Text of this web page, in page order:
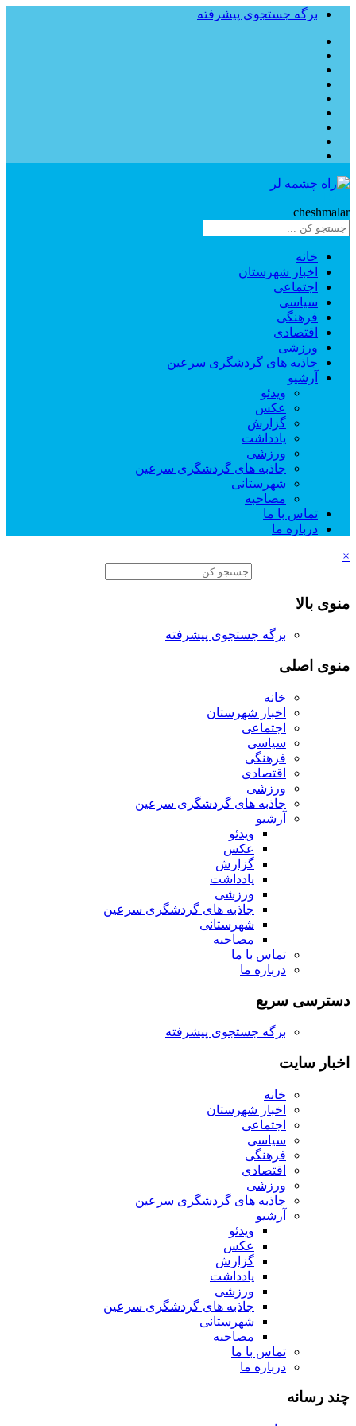
برگه جستجوی پیشرفته
cheshmalar
خانه
اخبار شهرستان
اجتماعی
سیاسی
فرهنگی
اقتصادی
ورزشی
جاذبه های گردشگری سرعین
آرشیو
ویدئو
عکس
گزارش
یادداشت
ورزشی
جاذبه های گردشگری سرعین
شهرستانی
مصاحبه
تماس با ما
درباره ما
×
منوی بالا
برگه جستجوی پیشرفته
منوی اصلی
خانه
اخبار شهرستان
اجتماعی
سیاسی
فرهنگی
اقتصادی
ورزشی
جاذبه های گردشگری سرعین
آرشیو
ویدئو
عکس
گزارش
یادداشت
ورزشی
جاذبه های گردشگری سرعین
شهرستانی
مصاحبه
تماس با ما
درباره ما
دسترسی سریع
برگه جستجوی پیشرفته
اخبار سایت
خانه
اخبار شهرستان
اجتماعی
سیاسی
فرهنگی
اقتصادی
ورزشی
جاذبه های گردشگری سرعین
آرشیو
ویدئو
عکس
گزارش
یادداشت
ورزشی
جاذبه های گردشگری سرعین
شهرستانی
مصاحبه
تماس با ما
درباره ما
چند رسانه